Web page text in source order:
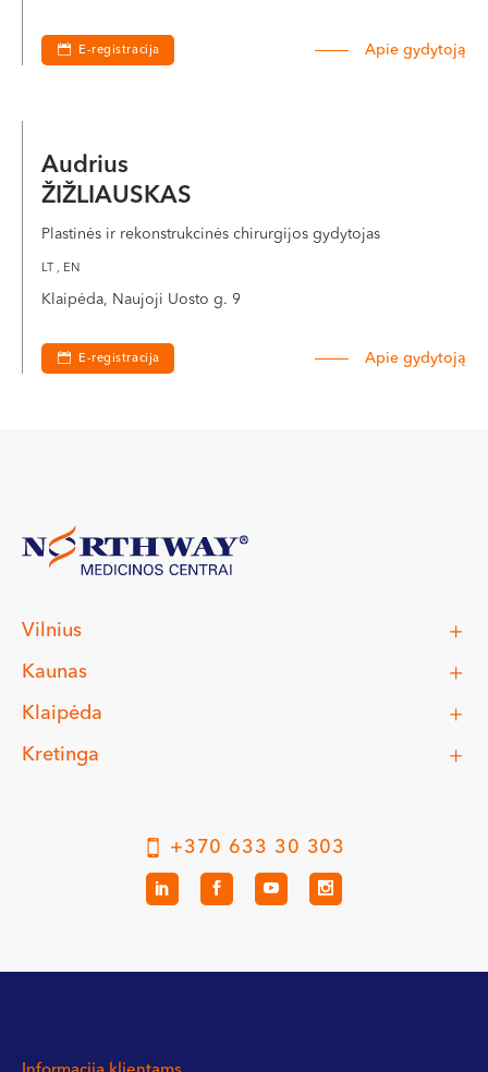
E-registracija Apie gydytoją
Audrius
ŽIŽLIAUSKAS
Plastinės ir rekonstrukcinės chirurgijos gydytojas
LT , EN
Klaipėda, Naujoji Uosto g. 9
E-registracija Apie gydytoją
Vilnius
Kaunas
Klaipėda
Kretinga
+370 633 30 303